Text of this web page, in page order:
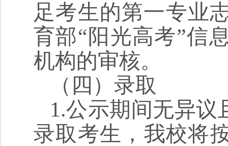
足考生的第一专业
育部“阳光高考”信
机构的审核。
（四）录取
1.公示期间无异议
录取考生，我校将